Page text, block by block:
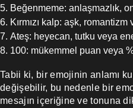
Beğenmeme: anlaşmazlık,
Kırmızı kalp: aşk, romantizm
Ateş: heyecan, tutku veya
100: mükemmel puan veya
Tabii ki, bir emojinin anlamı
değişebilir, bu nedenle bir
mesajın içeriğine ve tonuna